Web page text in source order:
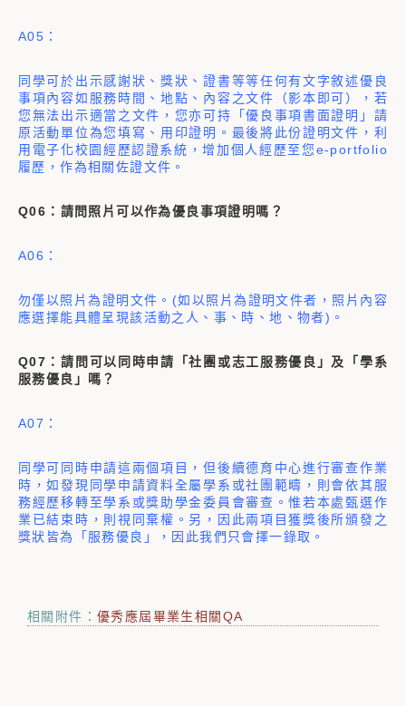
A05：
同學可於出示感謝狀、獎狀、證書等等任何有文字敘述優良
事項內容如服務時間、地點、內容之文件（影本即可），若
您無法出示適當之文件，您亦可持「優良事項書面證明」請
原活動單位為您填寫、用印證明。最後將此份證明文件，利
用電子化校園經歷認證系統，增加個人經歷至您e-portfolio
履歷，作為相關佐證文件。
Q06：請問照片可以作為優良事項證明嗎？
A06：
勿僅以照片為證明文件。(如以照片為證明文件者，照片內容
應選擇能具體呈現該活動之人、事、時、地、物者)。
Q07：請問可以同時申請「社團或志工服務優良」及「學系
服務優良」嗎？
A07：
同學可同時申請這兩個項目，但後續德育中心進行審查作業
時，如發現同學申請資料全屬學系或社團範疇，則會依其服
務經歷移轉至學系或獎助學金委員會審查。惟若本處甄選作
業已結束時，則視同棄權。另，因此兩項目獲獎後所頒發之
獎狀皆為「服務優良」，因此我們只會擇一錄取。
相關附件： 優秀應屆畢業生相關QA